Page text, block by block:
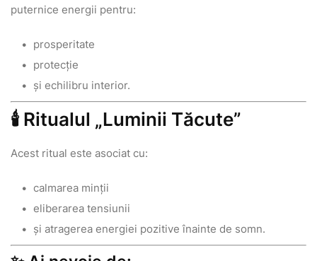
puternice energii pentru:
prosperitate
protecție
și echilibru interior.
🕯 Ritualul „Luminii Tăcute”
Acest ritual este asociat cu:
calmarea minții
eliberarea tensiunii
și atragerea energiei pozitive înainte de somn.